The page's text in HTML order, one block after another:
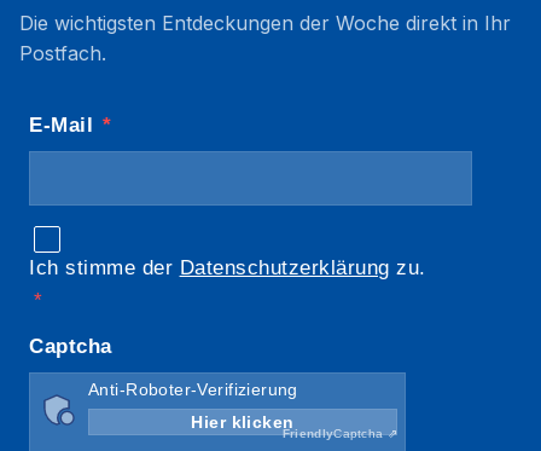
Die wichtigsten Entdeckungen der Woche direkt in Ihr
Postfach.